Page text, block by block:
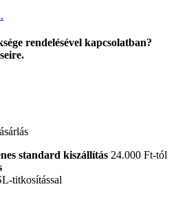
rendelésével kapcsolatban?
standard kiszállítás 24.000 Ft-tól
titkosítással